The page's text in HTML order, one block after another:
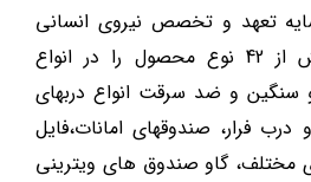
تعهد و تخصص نیروی انسانی
خود و تلاش آنان بیش از 42 نوع محصول را در انواع
و ضد سرقت انواع دربهای
فرار، صندوقهای امانات،فایل
مختلف، گاو صندوق های ویترینی